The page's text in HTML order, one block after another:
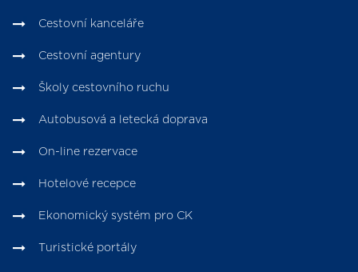
Cestovní kanceláře
Cestovní agentury
Školy cestovního ruchu
Autobusová a letecká doprava
On-line rezervace
Hotelové recepce
Ekonomický systém pro CK
Turistické portály